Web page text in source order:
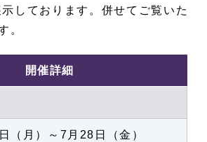
しております。併せてご覧いた
。
開催詳細
（月）～7月28日（金）